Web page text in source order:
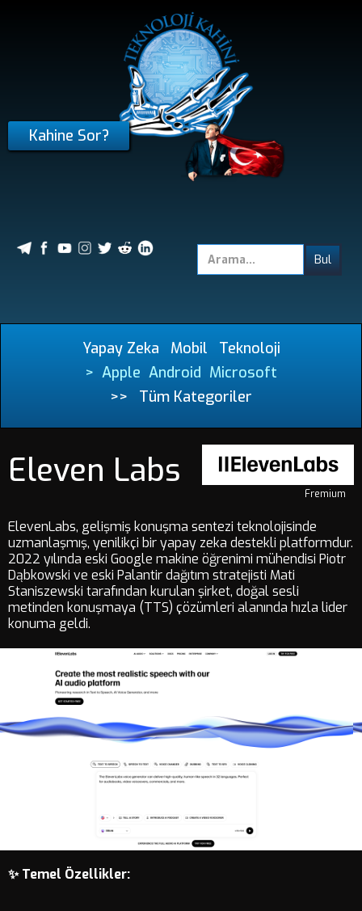
Kahine Sor?
Yapay Zeka Mobil
Teknoloji
> Apple Android Microsoft
>>
Tüm Kategoriler
Eleven Labs
Fremium
ElevenLabs, gelişmiş konuşma sentezi teknolojisinde
uzmanlaşmış, yenilikçi bir yapay zeka destekli platformdur.
2022 yılında eski Google makine öğrenimi mühendisi Piotr
Dąbkowski ve eski Palantir dağıtım stratejisti Mati
Staniszewski tarafından kurulan şirket, doğal sesli
metinden konuşmaya (TTS) çözümleri alanında hızla lider
konuma geldi.
✨ Temel Özellikler: